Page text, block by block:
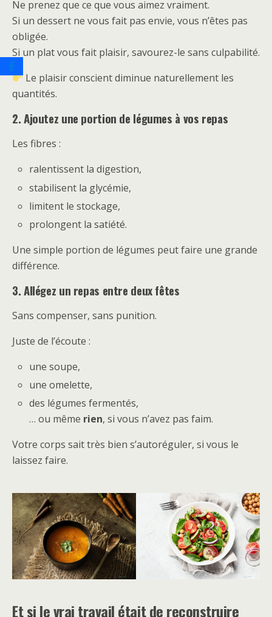
Ne prenez que ce que vous aimez vraiment.
Si un dessert ne vous fait pas envie, vous n’êtes pas
obligée.
Si un plat vous fait plaisir, savourez-le sans culpabilité.
Le plaisir conscient diminue naturellement les
quantités.
2. Ajoutez une portion de légumes à vos repas
Les fibres :
ralentissent la digestion,
stabilisent la glycémie,
limitent le stockage,
prolongent la satiété.
Une simple portion de légumes peut faire une grande
différence.
3. Allégez un repas entre deux fêtes
Sans compenser, sans punition.
Juste de l’écoute :
une soupe,
une omelette,
des légumes fermentés,
… ou même rien, si vous n’avez pas faim.
Votre corps sait très bien s’autoréguler, si vous le
laissez faire.
Et si le vrai travail était de reconstruire